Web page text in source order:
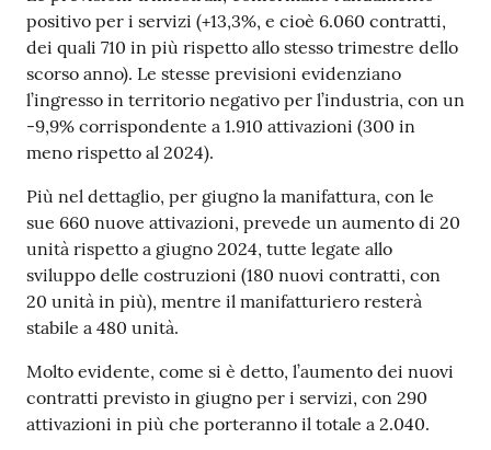
Seguici
su
positivo per i servizi (+13,3%, e cioè 6.060 contratti,
dei quali 710 in più rispetto allo stesso trimestre dello
scorso anno). Le stesse previsioni evidenziano
l’ingresso in territorio negativo per l’industria, con un
-9,9% corrispondente a 1.910 attivazioni (300 in
meno rispetto al 2024).
Più nel dettaglio, per giugno la manifattura, con le
sue 660 nuove attivazioni, prevede un aumento di 20
unità rispetto a giugno 2024, tutte legate allo
sviluppo delle costruzioni (180 nuovi contratti, con
20 unità in più), mentre il manifatturiero resterà
stabile a 480 unità.
Molto evidente, come si è detto, l’aumento dei nuovi
contratti previsto in giugno per i servizi, con 290
attivazioni in più che porteranno il totale a 2.040.